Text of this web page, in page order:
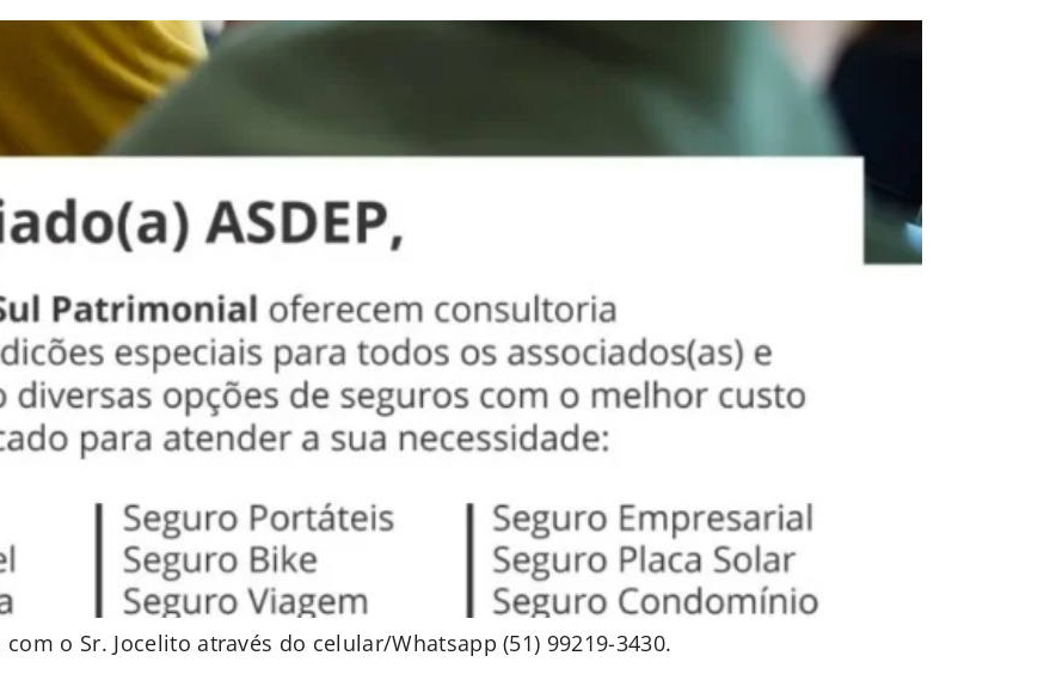
o Sr. Jocelito através do celular/Whatsapp (51) 99219-3430.